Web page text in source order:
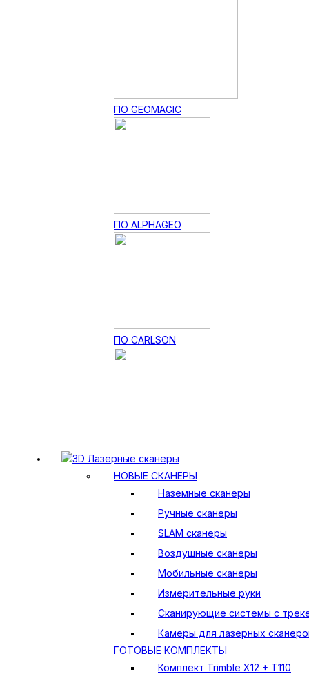
ПО GEOMAGIC
ПО ALPHAGEO
ПО CARLSON
3D Лазерные сканеры
НОВЫЕ СКАНЕРЫ
Наземные сканеры
Ручные сканеры
SLAM сканеры
Воздушные сканеры
Мобильные сканеры
Измерительные руки
Сканирующие системы с
Камеры для лазерных
ГОТОВЫЕ КОМПЛЕКТЫ
Комплект Trimble X12 + T110